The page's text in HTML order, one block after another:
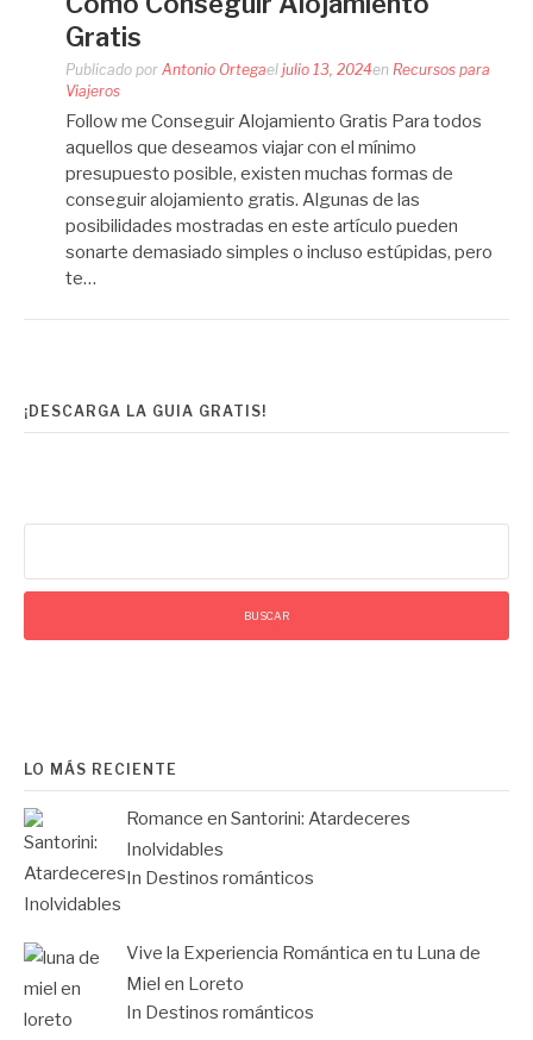
Gratis
Publicado por Antonio Ortegael julio 13, 2024en Recursos para
Viajeros
Follow me Conseguir Alojamiento Gratis Para todos
aquellos que deseamos viajar con el mínimo
presupuesto posible, existen muchas formas de
conseguir alojamiento gratis. Algunas de las
posibilidades mostradas en este artículo pueden
sonarte demasiado simples o incluso estúpidas, pero
te…
¡DESCARGA LA GUIA GRATIS!
LO MÁS RECIENTE
Romance en Santorini: Atardeceres
Inolvidables
In Destinos románticos
Vive la Experiencia Romántica en tu Luna de
Miel en Loreto
In Destinos románticos